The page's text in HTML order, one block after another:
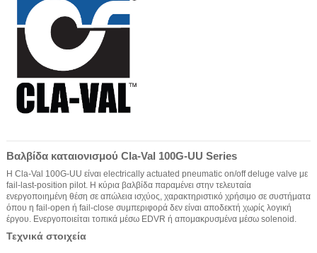
Βαλβίδα καταιονισμού Cla-Val 100G-UU Series
Η Cla-Val 100G-UU είναι electrically actuated pneumatic on/off deluge valve με
fail-last-position pilot. Η κύρια βαλβίδα παραμένει στην τελευταία
ενεργοποιημένη θέση σε απώλεια ισχύος, χαρακτηριστικό χρήσιμο σε συστήματα
όπου η fail-open ή fail-close συμπεριφορά δεν είναι αποδεκτή χωρίς λογική
έργου. Ενεργοποιείται τοπικά μέσω EDVR ή απομακρυσμένα μέσω solenoid.
Τεχνικά στοιχεία